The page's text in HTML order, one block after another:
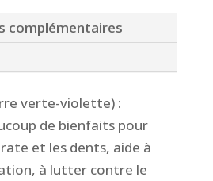
complémentaires
verte-violette) :
de bienfaits pour
et les dents, aide à
à lutter contre le